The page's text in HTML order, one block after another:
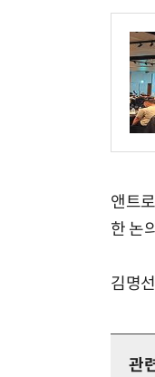
앤트
한 논
김명
관